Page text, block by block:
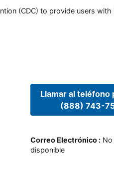
(CDC) to provide users
Llamar al teléfono
(888) 743-
Correo Electrónico: No
disponible